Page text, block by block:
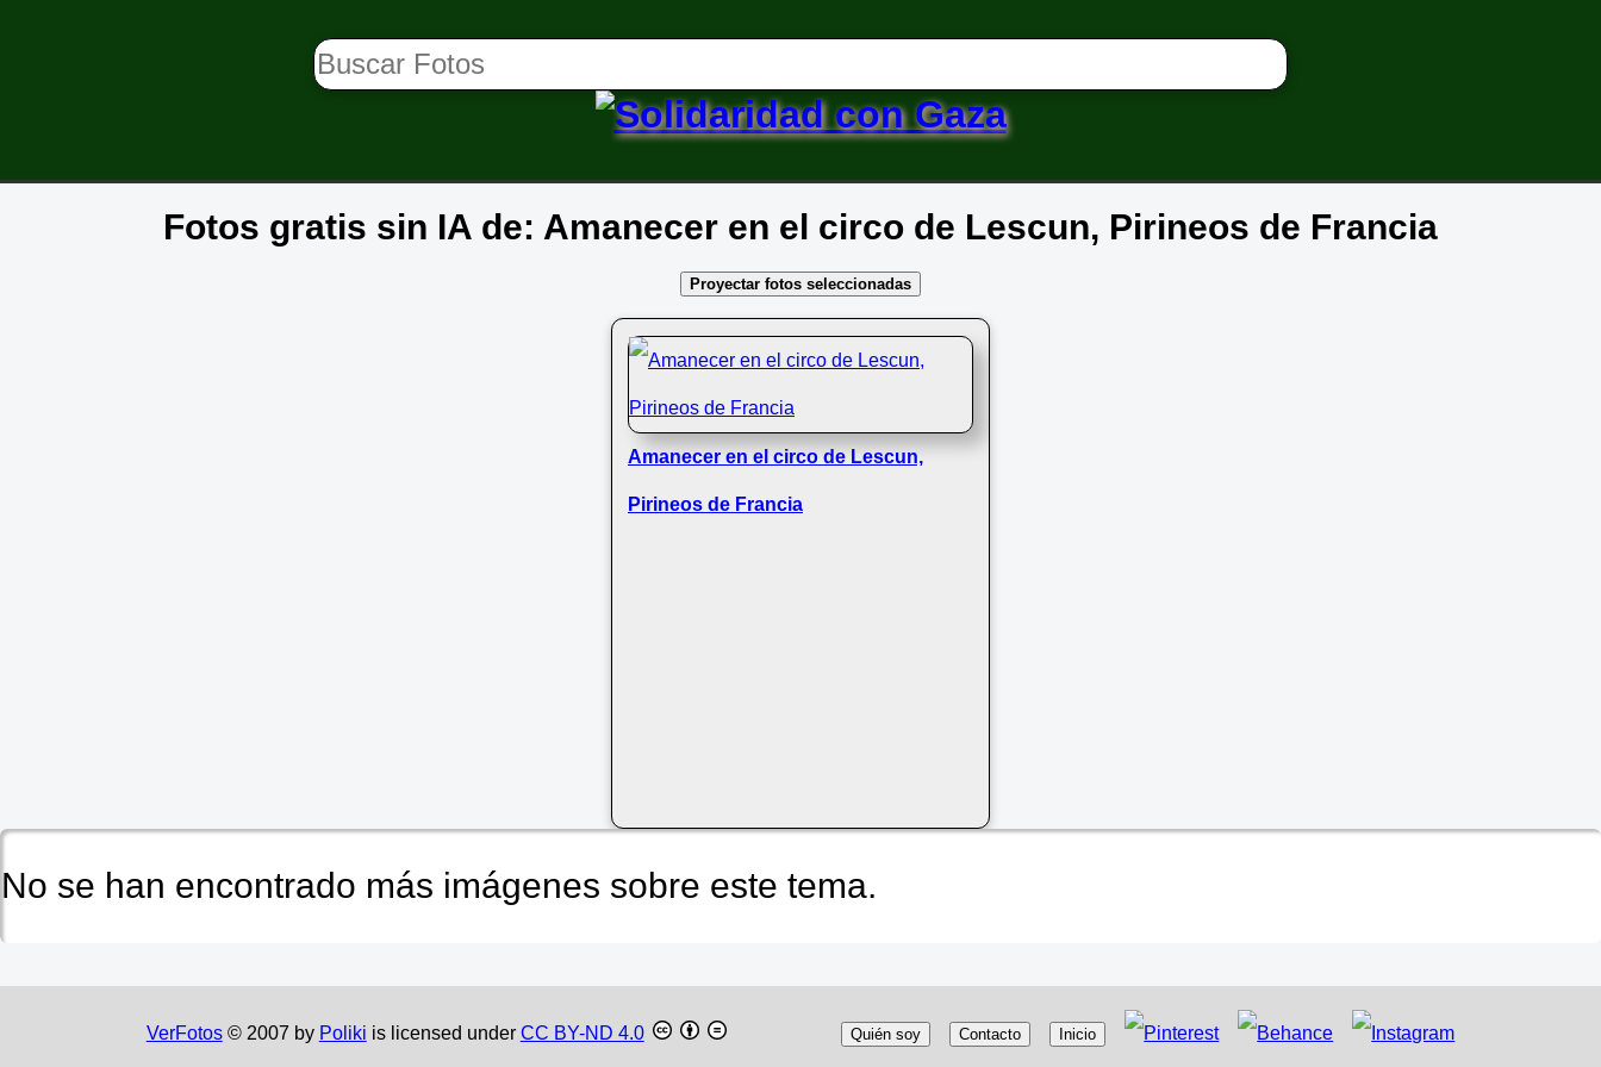
Fotos gratis sin IA de: Amanecer en el circo de Lescun, Pirineos de Francia
Proyectar fotos seleccionadas
Amanecer en el circo de Lescun,
Pirineos de Francia
No se han encontrado más imágenes sobre este tema.
VerFotos© 2007 by Poliki is licensed under CC BY-ND 4.0 Quién soy Contacto Inicio